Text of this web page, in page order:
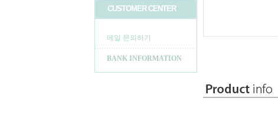
CUSTOMER CENTER
메일 문의하기
BANK INFORMATION